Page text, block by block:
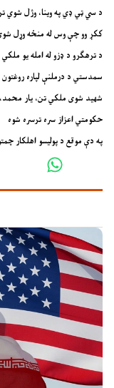
د سي ټي ډي په وینا، وژل شوي
ککړ وو چې وس له منځه وړل
د ترهګرو د ډزو له امله یو
سمدستي د درملنې لپاره
شهید شوی ملکي تن، یار محمد،
حکومتي اعزاز سره ترسره شوه
په دې موقع د پولیسو اهلکار